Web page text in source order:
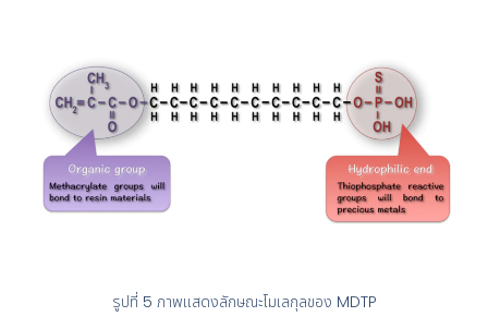
รูปที่ 5 ภาพแสดงลักษณะโมเลกุลของ MDTP